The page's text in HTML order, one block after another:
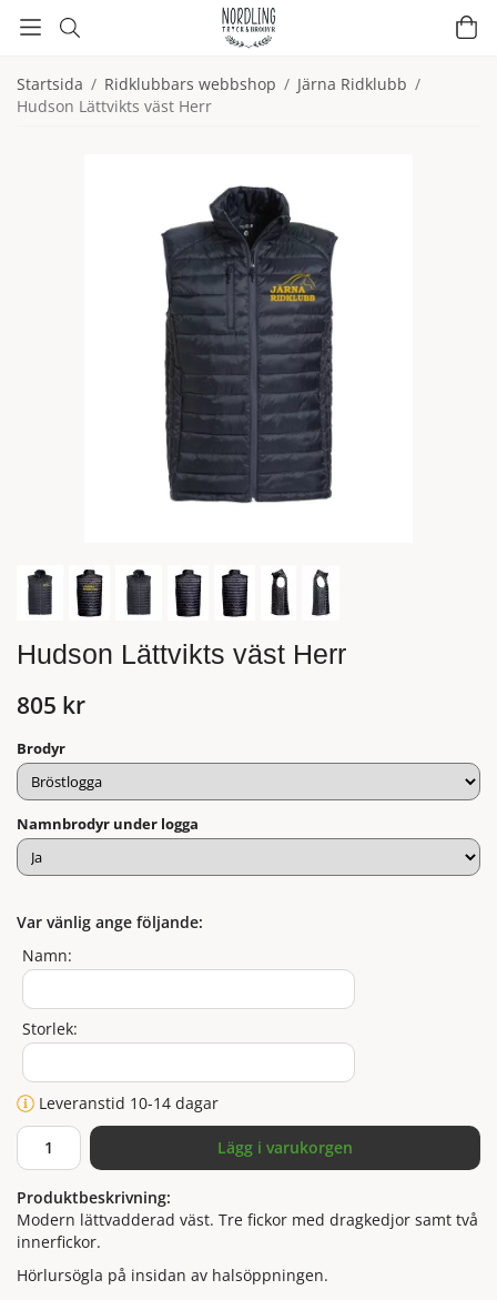
Startsida / Ridklubbars webbshop / Järna Ridklubb /
Hudson Lättvikts väst Herr
Hudson Lättvikts väst Herr
805 kr
Brodyr
Namnbrodyr under logga
Var vänlig ange följande:
Namn:
Storlek:
Leveranstid 10-14 dagar
Lägg i varukorgen
Produktbeskrivning:
Modern lättvadderad väst. Tre fickor med dragkedjor samt två
innerfickor.
Hörlursögla på insidan av halsöppningen.